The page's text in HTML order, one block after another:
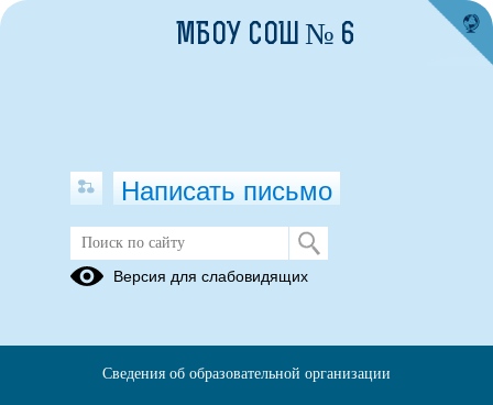
Школьный военно-спортивный
смотр-конкурс строя и песни,
МБОУ СОШ № 6
Написать письмо
Версия для слабовидящих
Сведения об образовательной организации